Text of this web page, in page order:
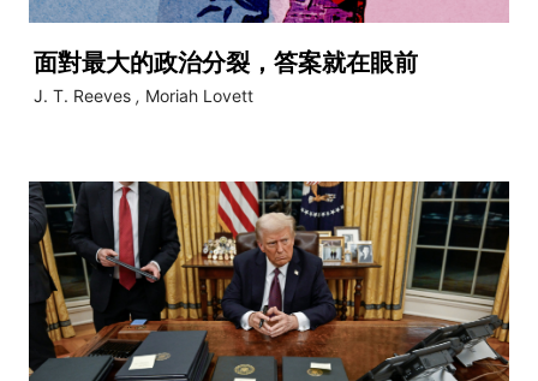
面對最大的政治分裂，答案就在眼前
J. T. Reeves , Moriah Lovett